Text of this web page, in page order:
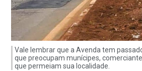
Vale lembrar que a Avenda tem
que preocupam munícipes,
que permeiam sua localidade.